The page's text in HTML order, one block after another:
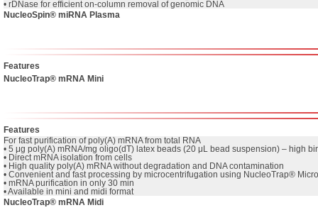
• rDNase for efficient on-column removal of genomic DNA
NucleoSpin® miRNA Plasma
Features
NucleoTrap® mRNA Mini
Features
For fast purification of poly(A) mRNA from total RNA
• 5 μg poly(A) mRNA/mg oligo(dT) latex beads (20 μL bead suspension) – high
• Direct mRNA isolation from cells
• High quality poly(A) mRNA without degradation and DNA contamination
• Convenient and fast processing by microcentrifugation using NucleoTrap®
• mRNA purification in only 30 min
• Available in mini and midi format
NucleoTrap® mRNA Midi